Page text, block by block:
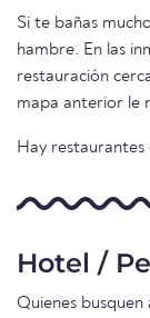
Si te bañas
hambre. En las
restauración
mapa anterior le
Hay restaurantes
Hotel /
Quienes